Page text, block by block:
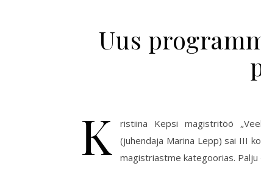
Uus
K
ristiina Kepsi magistritöö
(juhendaja Marina Lepp) sai III
magistriastme kategoorias. Palju